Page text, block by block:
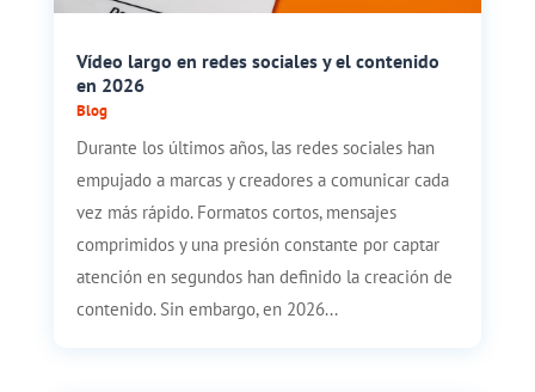
Vídeo largo en redes sociales y el contenido
en 2026
Blog
Durante los últimos años, las redes sociales han
empujado a marcas y creadores a comunicar cada
vez más rápido. Formatos cortos, mensajes
comprimidos y una presión constante por captar
atención en segundos han definido la creación de
contenido. Sin embargo, en 2026...